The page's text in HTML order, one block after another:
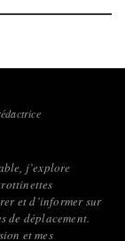
j’explore
et d’informer sur
de déplacement.
et mes